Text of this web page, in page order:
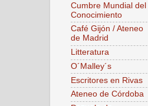
Cumbre Mundial del
Conocimiento
Café Gijón / Ateneo
de Madrid
Litteratura
O´Malley´s
Escritores en Rivas
Ateneo de Córdoba